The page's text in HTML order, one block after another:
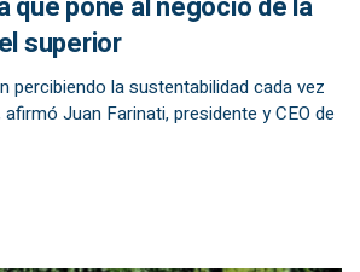
superior
percibiendo la sustentabilidad cada vez
Juan Farinati, presidente y CEO de